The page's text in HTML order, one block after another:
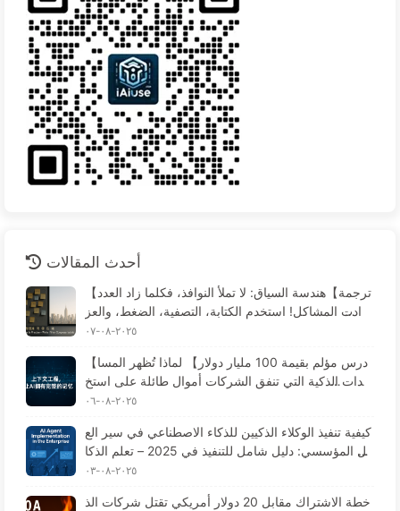
أحدث المقالات
【ترجمة】هندسة السياق: لا تملأ النوافذ، فكلما زاد العدد
زادت المشاكل! استخدم الكتابة، التصفية، الضغط، والعز
ل، وكن حذرًا من التداخلات التي تخلق الارتباك - تعلم الذ
٢٠٢٥-٠٨-٠٧
【درس مؤلم بقيمة 100 مليار دولار】 لماذا تُظهر المسا
عدات الذكية التي تنفق الشركات أموال طائلة على استخ
دامها "فقدان الذاكرة" في الأوقات الحرجة، بينما تحقق ال
اء الاصطناعي ببطء 169
٢٠٢٥-٠٨-٠٦
كيفية تنفيذ الوكلاء الذكيين للذكاء الاصطناعي في سير الع
مل المؤسسي: دليل شامل للتنفيذ في 2025 – تعلم الذكا
ء الاصطناعي ببطء 166
٢٠٢٥-٠٨-٠٣
خطة الاشتراك مقابل 20 دولار أمريكي تقتل شركات الذ